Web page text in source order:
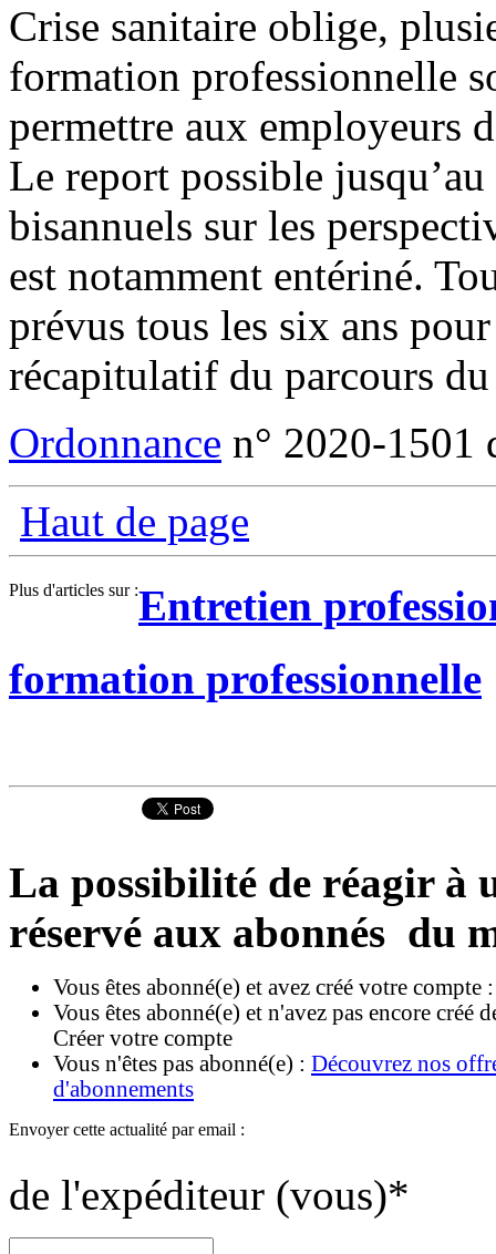
Crise sanitaire oblige,
formation professionnelle
permettre aux employeurs
Le report possible jusqu’au
bisannuels sur les
est notamment entériné.
prévus tous les six ans
récapitulatif du parcours
Ordonnance n° 2020-1501
Haut de page
Plus d'articles sur :Entretien
formation professionnelle
La possibilité de réagir à
réservé aux abonnés du
Vous êtes abonné(e) et avez créé votre compte
Vous êtes abonné(e) et n'avez pas encore créé
Créer votre compte
Vous n'êtes pas abonné(e) : Découvrez nos
d'abonnements
Envoyer cette actualité par email :
de l'expéditeur (vous)*